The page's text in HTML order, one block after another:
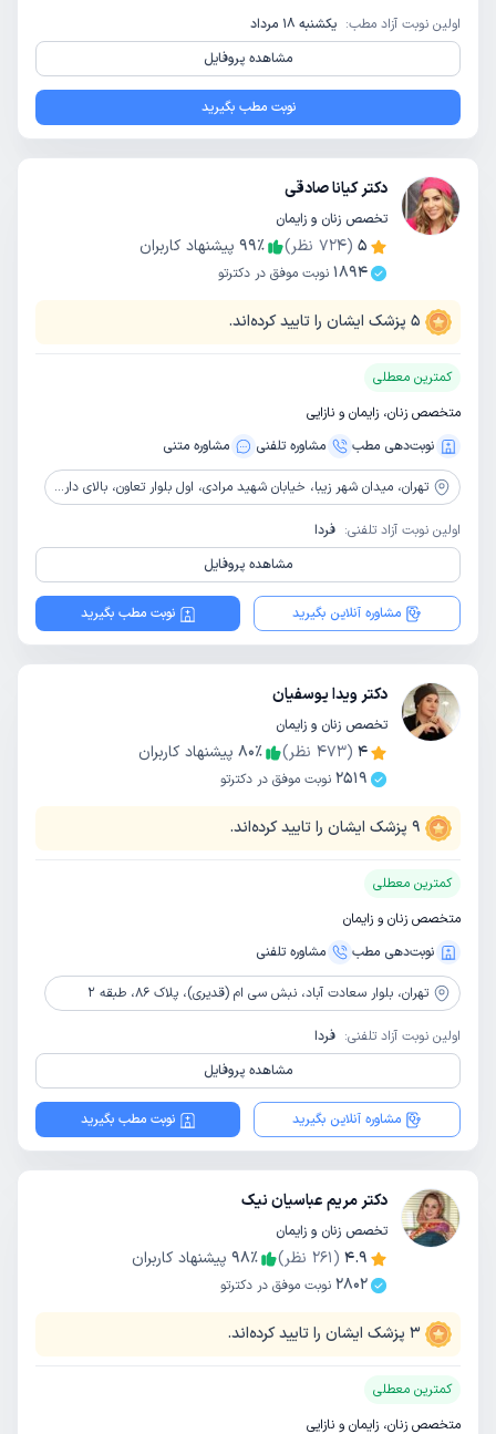
اولین نوبت آزاد مطب: یکشنبه 18 مرداد
مشاهده پروفایل
نوبت مطب بگیرید
دکتر کیانا صادقی
تخصص زنان و زایمان
5
(
724 نظر) 99٪
پیشنهاد کاربران
1894 نوبت موفق در دکترتو
5 پزشک ایشان را تایید کرده‌اند.
کمترین معطلی
متخصص زنان، زایمان و نازایی
نوبت‌دهی مطب
مشاوره‌ تلفنی مشاوره‌ متنی
تهران، میدان شهر زیبا، خیابان شهید مرادی، اول بلوار تعاون، بالای داروخانه دکتر نظیری، ساختمان پزشکان ایران، طبقه 3 واحد 6
اولین نوبت آزاد تلفنی: فردا
مشاهده پروفایل
مشاوره آنلاین بگیرید نوبت مطب بگیرید
دکتر ویدا یوسفیان
تخصص زنان و زایمان
4
(
473 نظر) 80٪
پیشنهاد کاربران
2519 نوبت موفق در دکترتو
9 پزشک ایشان را تایید کرده‌اند.
کمترین معطلی
متخصص زنان و زایمان
نوبت‌دهی مطب
مشاوره‌ تلفنی
تهران، بلوار سعادت آباد، نبش سی ام (قدیری)، پلاک 86، طبقه 2
اولین نوبت آزاد تلفنی: فردا
مشاهده پروفایل
مشاوره آنلاین بگیرید نوبت مطب بگیرید
دکتر مریم عباسیان نیک
تخصص زنان و زایمان
4.9
(
261 نظر) 98٪
پیشنهاد کاربران
2802 نوبت موفق در دکترتو
3 پزشک ایشان را تایید کرده‌اند.
کمترین معطلی
متخصص زنان، زایمان و نازایی